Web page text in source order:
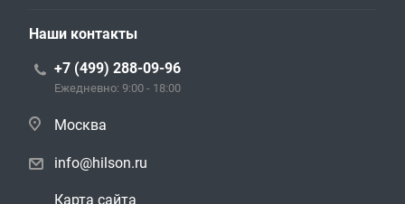
Наши контакты
+7 (499) 288-09-96
Ежедневно: 9:00 - 18:00
Москва
info@hilson.ru
Карта сайта